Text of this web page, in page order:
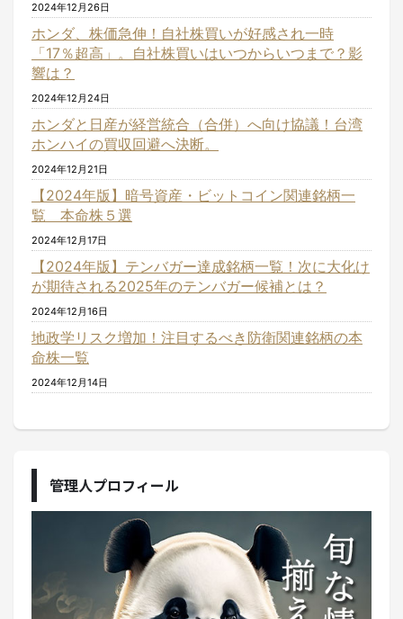
2024年12月26日
ホンダ、株価急伸！自社株買いが好感され一時
「17％超高」。自社株買いはいつからいつまで？影
響は？
2024年12月24日
ホンダと日産が経営統合（合併）へ向け協議！台湾
ホンハイの買収回避へ決断。
2024年12月21日
【2024年版】暗号資産・ビットコイン関連銘柄一
覧 本命株５選
2024年12月17日
【2024年版】テンバガー達成銘柄一覧！次に大化け
が期待される2025年のテンバガー候補とは？
2024年12月16日
地政学リスク増加！注目するべき防衛関連銘柄の本
命株一覧
2024年12月14日
管理人プロフィール